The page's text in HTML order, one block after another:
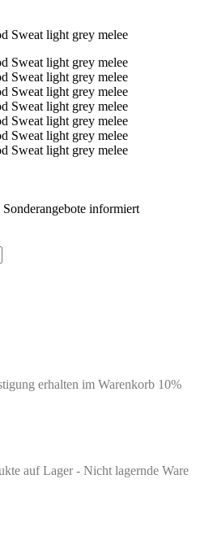
informiert
erhalten im Warenkorb 10%
auf Lager - Nicht lagernde Ware